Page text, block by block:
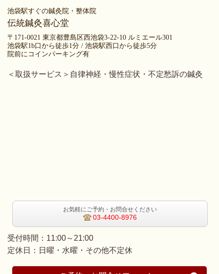
池袋駅すぐの鍼灸院・整体院
伝統鍼灸喜心堂
〒171-0021 東京都豊島区西池袋3-22-10 ルミエール301
池袋駅1b口から徒歩1分 / 池袋駅西口から徒歩5分
院前にコインパーキング有
＜取扱サービス＞ 自律神経・慢性症状・不定愁訴の鍼灸
お気軽にご予約・お問合せください
03-4400-8976
受付時間：11:00～21:00
定休日：日曜・水曜・その他不定休